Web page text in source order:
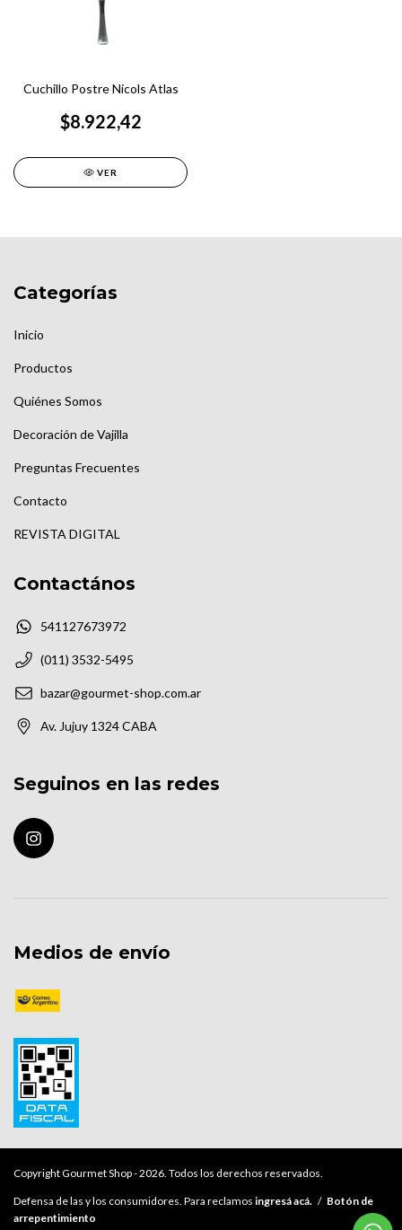
Cuchillo Postre Nicols Atlas
$8.922,42
VER
Categorías
Inicio
Productos
Quiénes Somos
Decoración de Vajilla
Preguntas Frecuentes
Contacto
REVISTA DIGITAL
Contactános
541127673972
(011) 3532-5495
bazar@gourmet-shop.com.ar
Av. Jujuy 1324 CABA
Seguinos en las redes
Medios de envío
Copyright Gourmet Shop - 2026. Todos los derechos reservados.
Defensa de las y los consumidores. Para reclamos ingresá acá. / Botón de
arrepentimiento